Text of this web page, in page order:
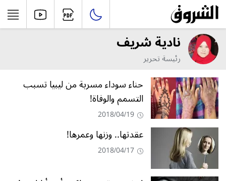
نادية شريف
رئيسة تحرير
حناء سوداء مسربة من ليبيا تسبب
التسمم والوفاة!
2018/04/19
عقدتها.. وزنها وعمرها!
2018/04/17